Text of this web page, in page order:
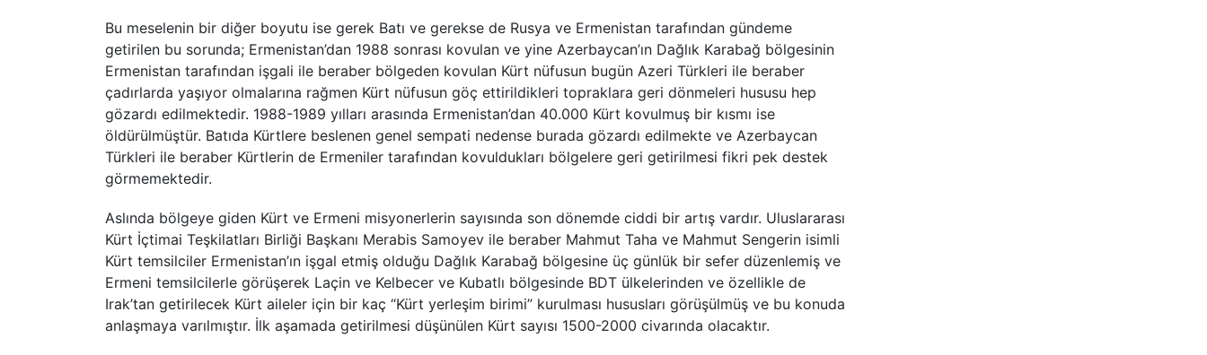
Bu meselenin bir diğer boyutu ise gerek Batı ve gerekse de Rusya ve Ermenistan tarafından gündeme
getirilen bu sorunda; Ermenistan’dan 1988 sonrası kovulan ve yine Azerbaycan’ın Dağlık Karabağ bölgesinin
Ermenistan tarafından işgali ile beraber bölgeden kovulan Kürt nüfusun bugün Azeri Türkleri ile beraber
çadırlarda yaşıyor olmalarına rağmen Kürt nüfusun göç ettirildikleri topraklara geri dönmeleri hususu hep
gözardı edilmektedir. 1988-1989 yılları arasında Ermenistan’dan 40.000 Kürt kovulmuş bir kısmı ise
öldürülmüştür. Batıda Kürtlere beslenen genel sempati nedense burada gözardı edilmekte ve Azerbaycan
Türkleri ile beraber Kürtlerin de Ermeniler tarafından kovuldukları bölgelere geri getirilmesi fikri pek destek
görmemektedir.
Aslında bölgeye giden Kürt ve Ermeni misyonerlerin sayısında son dönemde ciddi bir artış vardır. Uluslararası
Kürt İçtimai Teşkilatları Birliği Başkanı Merabis Samoyev ile beraber Mahmut Taha ve Mahmut Sengerin isimli
Kürt temsilciler Ermenistan’ın işgal etmiş olduğu Dağlık Karabağ bölgesine üç günlük bir sefer düzenlemiş ve
Ermeni temsilcilerle görüşerek Laçin ve Kelbecer ve Kubatlı bölgesinde BDT ülkelerinden ve özellikle de
Irak’tan getirilecek Kürt aileler için bir kaç “Kürt yerleşim birimi” kurulması hususları görüşülmüş ve bu konuda
anlaşmaya varılmıştır. İlk aşamada getirilmesi düşünülen Kürt sayısı 1500-2000 civarında olacaktır.